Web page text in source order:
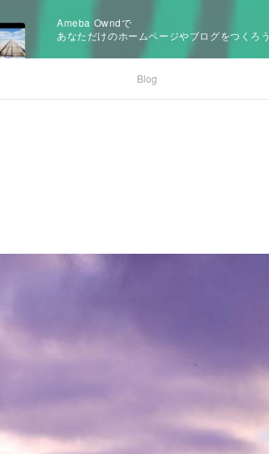
Ameba Owndで
あなただけのホームページやブログをつくろう
Blog